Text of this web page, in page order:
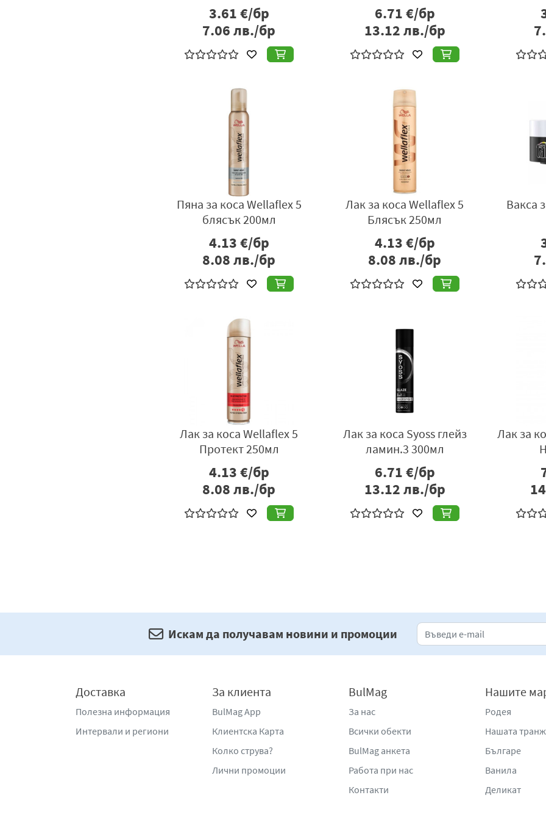
3.61€/бр
7.06лв./бр
6.71€/бр
13.12лв./бр
Пяна за коса Wellaflex 5
блясък 200мл
4.13€/бр
8.08лв./бр
Лак за коса Wellaflex 5
Блясък 250мл
4.13€/бр
8.08лв./бр
Вакса
Лак за коса Wellaflex 5
Протект 250мл
4.13€/бр
8.08лв./бр
Лак за коса Syoss глейз
ламин.3 300мл
6.71€/бр
13.12лв./бр
Лак за
Искам да получавам новини и промоции
Доставка
Полезна информация
Интервали и региони
За клиента
BulMag App
Клиентска Карта
Колко струва?
Лични промоции
BulMag
За нас
Всички обекти
BulMag анкета
Работа при нас
Контакти
Нашите
Родея
Нашата
Българе
Ванила
Деликат